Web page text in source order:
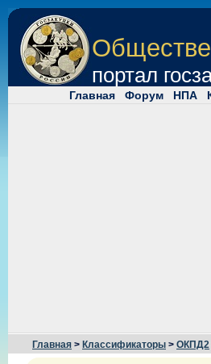
портал
Главная Форум НПА
Главная > Классификаторы > ОКПД2